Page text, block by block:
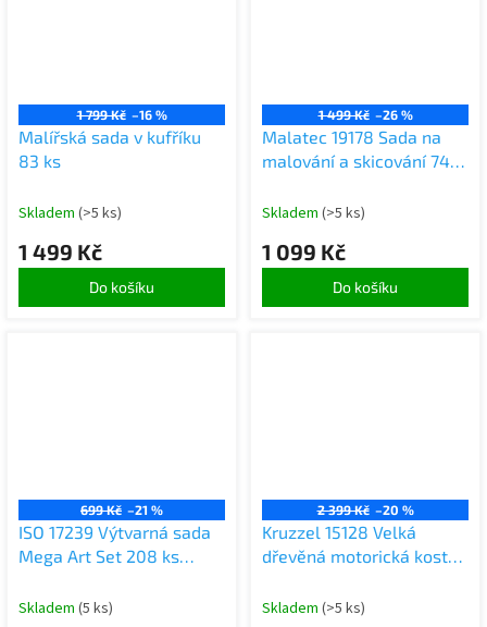
1 799 Kč –16 %
Malířská sada v kufříku
83 ks
Skladem (>5 ks)
1 499 Kč
Do košíku
1 499 Kč –26 %
Malatec 19178 Sada na
malování a skicování 74
Skladem (>5 ks)
1 099 Kč
Do košíku
699 Kč –21 %
ISO 17239 Výtvarná sada
Mega Art Set 208 ks
Skladem (5 ks)
2 399 Kč –20 %
Kruzzel 15128 Velká
dřevěná motorická kostka
Skladem (>5 ks)